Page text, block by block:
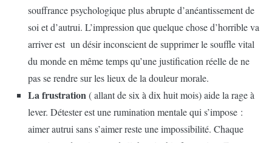
souffrance psychologique plus abrupte d’anéantissement de
soi et d’autrui. L’impression que quelque chose d’horrible va
arriver est un désir inconscient de supprimer le souffle vital
du monde en même temps qu’une justification réelle de ne
pas se rendre sur les lieux de la douleur morale.
La frustration ( allant de six à dix huit mois) aide la rage à
lever. Détester est une rumination mentale qui s’impose :
aimer autrui sans s’aimer reste une impossibilité. Chaque